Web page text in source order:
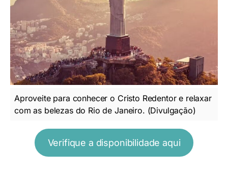
Aproveite para conhecer o Cristo Redentor e relaxar
com as belezas do Rio de Janeiro. (Divulgação)
Verifique a disponibilidade aqui